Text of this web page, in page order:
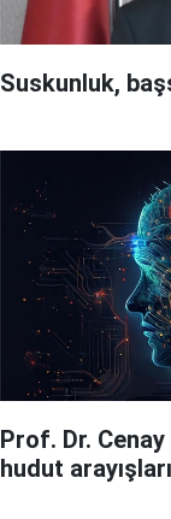
Suskunluk,
Prof. Dr.
hudut